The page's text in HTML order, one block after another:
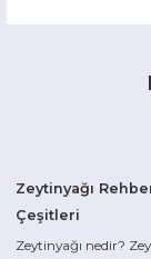
Zeytinyağı
Çeşitleri
Zeytinyağı nedir?